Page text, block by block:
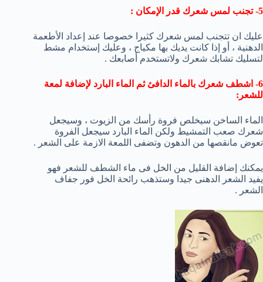
5- تجنب لمس شعرك قدر الإمكان :
عليك ان تتجنب لمس شعرك كثيرا خصوصا عند إعداد الأطعمة
الدهنية ، أو إذا كانت يديك بها مكياج ، وعليك إستخدام مشط
لتسليك تشابك شعرك ولاتستخدم أصابعك .
6- اشطف شعرك بالماء الدافئ ثم الماء البارد لإضافة لمعة
للشعر:
الماء الساخن سيخلص فروة رأسك من الزيوت ، وسيجعل
شعرك صعب التمشيط ولكن الماء البارد سيجعل الفروة
تعوض مانقصها من الدهون وتضفى اللمعة الازمة على الشعر .
يمكنك إضافة القليل من الخل فى ماء الشطف للشعر فهو
يفيد الشعر الدهنى جيدا وستذهب رائحة الخل فور جفاف
الشعر .